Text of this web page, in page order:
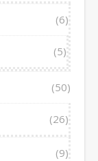
(6)
(5)
(50)
(26)
(9)